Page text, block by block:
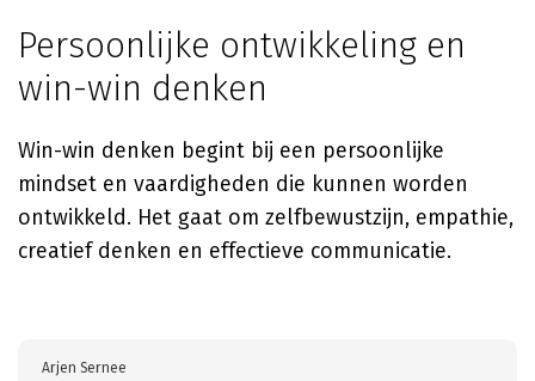
Persoonlijke ontwikkeling en
win-win denken
Win-win denken begint bij een persoonlijke
mindset en vaardigheden die kunnen worden
ontwikkeld. Het gaat om zelfbewustzijn, empathie,
creatief denken en effectieve communicatie.
Arjen Sernee